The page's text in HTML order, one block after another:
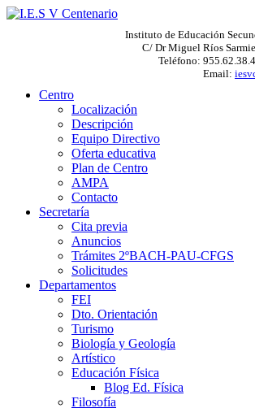
Instituto de Educación
C/ Dr Miguel Ríos
Teléfono:
Email:
Centro
Localización
Descripción
Equipo Directivo
Oferta educativa
Plan de Centro
AMPA
Contacto
Secretaría
Cita previa
Anuncios
Trámites 2ºBACH-PAU-CFGS
Solicitudes
Departamentos
FEI
Dto. Orientación
Turismo
Biología y Geología
Artístico
Educación Física
Blog Ed. Física
Filosofía